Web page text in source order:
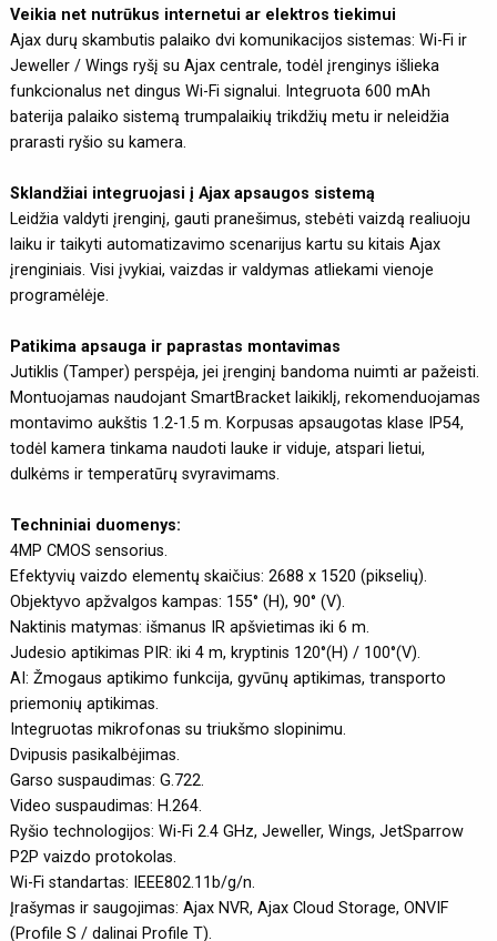
Veikia net nutrūkus internetui ar elektros tiekimui
Ajax durų skambutis palaiko dvi komunikacijos sistemas: Wi-Fi ir
Jeweller / Wings ryšį su Ajax centrale, todėl įrenginys išlieka
funkcionalus net dingus Wi-Fi signalui. Integruota 600 mAh
baterija palaiko sistemą trumpalaikių trikdžių metu ir neleidžia
prarasti ryšio su kamera.
Sklandžiai integruojasi į Ajax apsaugos sistemą
Leidžia valdyti įrenginį, gauti pranešimus, stebėti vaizdą realiuoju
laiku ir taikyti automatizavimo scenarijus kartu su kitais Ajax
įrenginiais. Visi įvykiai, vaizdas ir valdymas atliekami vienoje
programėlėje.
Patikima apsauga ir paprastas montavimas
Jutiklis (Tamper) perspėja, jei įrenginį bandoma nuimti ar pažeisti.
Montuojamas naudojant SmartBracket laikiklį, rekomenduojamas
montavimo aukštis 1.2-1.5 m. Korpusas apsaugotas klase IP54,
todėl kamera tinkama naudoti lauke ir viduje, atspari lietui,
dulkėms ir temperatūrų svyravimams.
Techniniai duomenys:
4MP CMOS sensorius.
Efektyvių vaizdo elementų skaičius: 2688 x 1520 (pikselių).
Objektyvo apžvalgos kampas: 155° (H), 90° (V).
Naktinis matymas: išmanus IR apšvietimas iki 6 m.
Judesio aptikimas PIR: iki 4 m, kryptinis 120°(H) / 100°(V).
AI: Žmogaus aptikimo funkcija, gyvūnų aptikimas, transporto
priemonių aptikimas.
Integruotas mikrofonas su triukšmo slopinimu.
Dvipusis pasikalbėjimas.
Garso suspaudimas: G.722.
Video suspaudimas: H.264.
Ryšio technologijos: Wi-Fi 2.4 GHz, Jeweller, Wings, JetSparrow
P2P vaizdo protokolas.
Wi-Fi standartas: IEEE802.11b/g/n.
Įrašymas ir saugojimas: Ajax NVR, Ajax Cloud Storage, ONVIF
(Profile S / dalinai Profile T).